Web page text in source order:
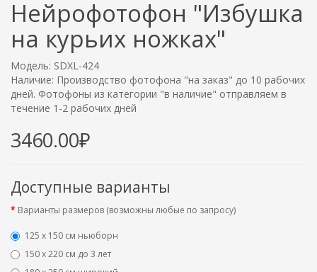
Нейрофотофон "Избушка
на курьих ножках"
Модель: SDXL-424
Наличие: Производство фотофона "на заказ" до 10 рабочих
дней. Фотофоны из категории "в наличие" отправляем в
течение 1-2 рабочих дней
3460.00₽
Доступные варианты
Варианты размеров (возможны любые по запросу)
125 x 150 см ньюборн
150 х 220 см до 3 лет